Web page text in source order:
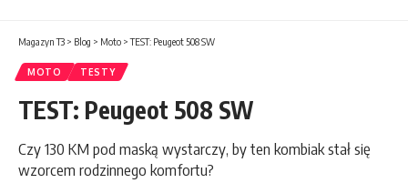
Magazyn T3 > Blog > Moto >TEST: Peugeot 508 SW
MOTO TESTY
TEST: Peugeot 508 SW
Czy 130 KM pod maską wystarczy, by ten kombiak stał się
wzorcem rodzinnego komfortu?